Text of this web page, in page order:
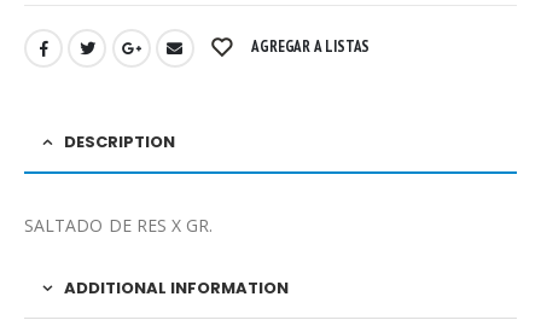
AGREGAR A LISTAS
DESCRIPTION
SALTADO DE RES X GR.
ADDITIONAL INFORMATION